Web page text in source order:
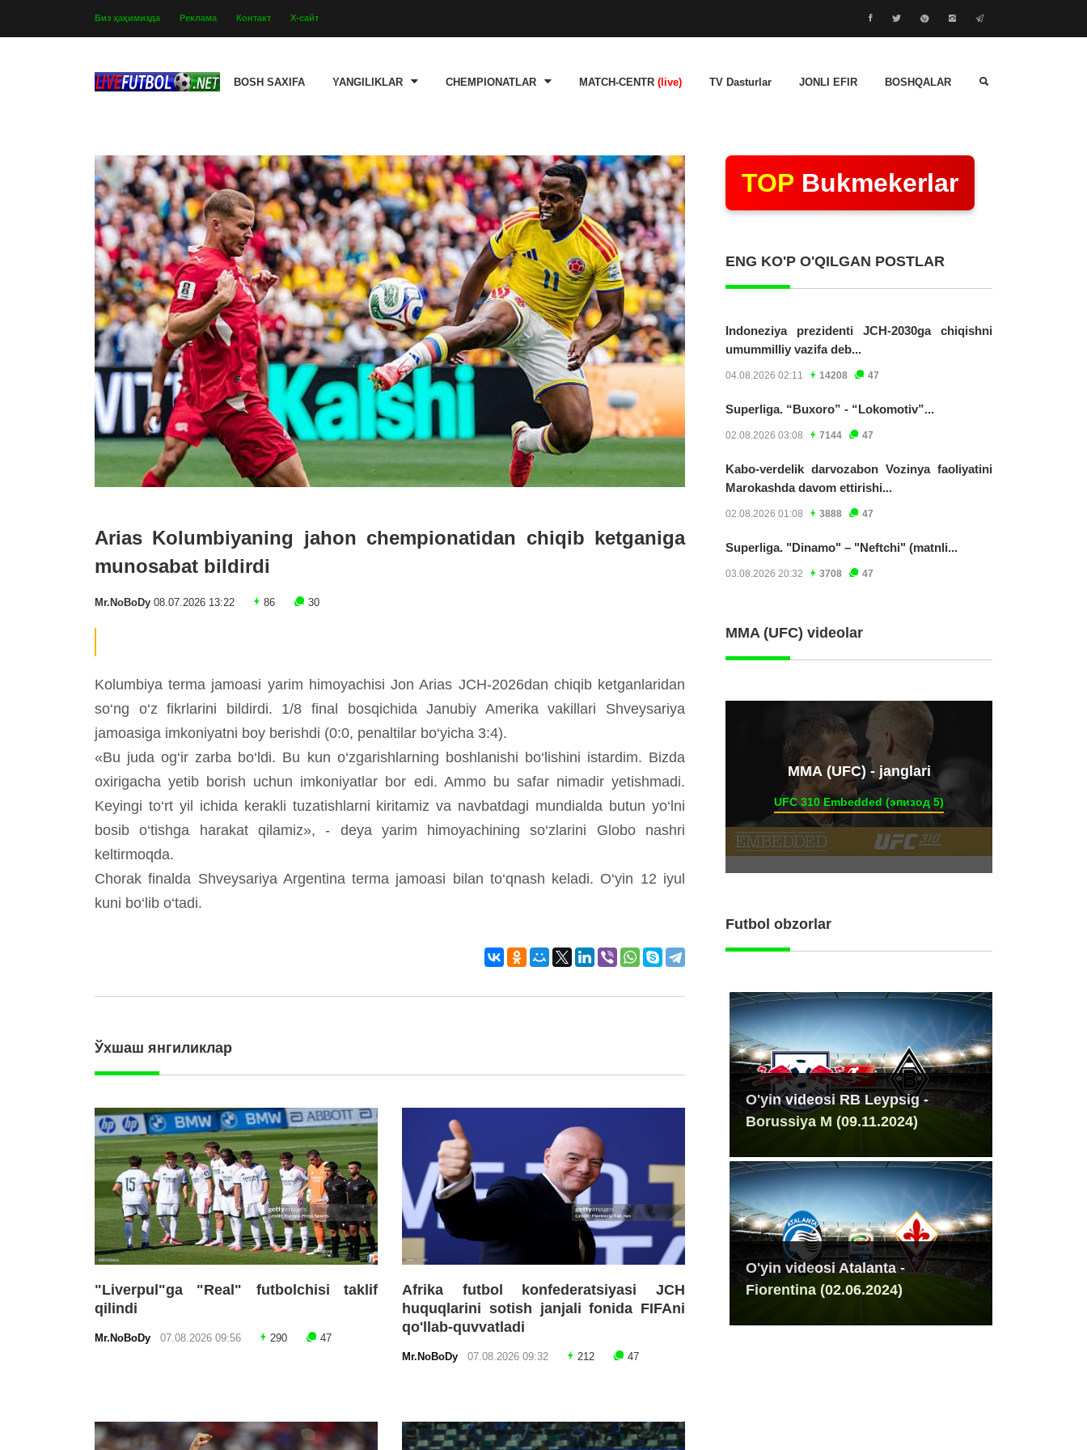
Биз ҳақимизда Реклама Контакт Х-сайт
BOSH SAXIFA YANGILIKLAR CHEMPIONATLAR MATCH-CENTR (live) TV Dasturlar JONLI EFIR BOSHQALAR
Arias Kolumbiyaning jahon chempionatidan chiqib ketganiga
munosabat bildirdi
Mr.NoBoDy 08.07.2026 13:22 86 30
Kolumbiya terma jamoasi yarim himoyachisi Jon Arias JCH-2026dan chiqib ketganlaridan
so‘ng o‘z fikrlarini bildirdi. 1/8 final bosqichida Janubiy Amerika vakillari Shveysariya
jamoasiga imkoniyatni boy berishdi (0:0, penaltilar bo‘yicha 3:4).
«Bu juda og‘ir zarba bo‘ldi. Bu kun o‘zgarishlarning boshlanishi bo‘lishini istardim. Bizda
oxirigacha yetib borish uchun imkoniyatlar bor edi. Ammo bu safar nimadir yetishmadi.
Keyingi to‘rt yil ichida kerakli tuzatishlarni kiritamiz va navbatdagi mundialda butun yo‘lni
bosib o‘tishga harakat qilamiz», - deya yarim himoyachining so‘zlarini Globo nashri
keltirmoqda.
Chorak finalda Shveysariya Argentina terma jamoasi bilan to‘qnash keladi. O‘yin 12 iyul
kuni bo‘lib o‘tadi.
Ўхшаш янгиликлар
"Liverpul"ga "Real" futbolchisi taklif
qilindi
Mr.NoBoDy 07.08.2026 09:56 290 47
Afrika futbol konfederatsiyasi JCH
huquqlarini sotish janjali fonida FIFAni
qo'llab-quvvatladi
Mr.NoBoDy 07.08.2026 09:32 212 47
TOP Bukmekerlar
ENG KO'P O'QILGAN POSTLAR
Indoneziya prezidenti JCH-2030ga chiqishni
umummilliy vazifa deb...
04.08.2026 02:11 14208 47
Superliga. “Buxoro” - “Lokomotiv”...
02.08.2026 03:08 7144 47
Kabo-verdelik darvozabon Vozinya faoliyatini
Marokashda davom ettirishi...
02.08.2026 01:08 3888 47
Superliga. "Dinamo" – "Neftchi" (matnli...
03.08.2026 20:32 3708 47
MMA (UFC) videolar
ММА (UFC) - janglari
UFC 310 Embedded (эпизод 5)
Futbol obzorlar
O'yin videosi RB Leypsig -
Borussiya M (09.11.2024)
O'yin videosi Atalanta -
Fiorentina (02.06.2024)